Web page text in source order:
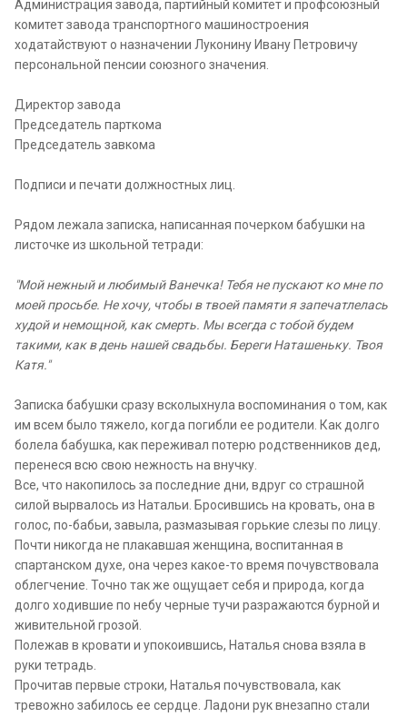
Администрация завода, партийный комитет и профсоюзный
комитет завода транспортного машиностроения
ходатайствуют о назначении Луконину Ивану Петровичу
персональной пенсии союзного значения.
Директор завода
Председатель парткома
Председатель завкома
Подписи и печати должностных лиц.
Рядом лежала записка, написанная почерком бабушки на
листочке из школьной тетради:
"Мой нежный и любимый Ванечка! Тебя не пускают ко мне по
моей просьбе. Не хочу, чтобы в твоей памяти я запечатлелась
худой и немощной, как смерть. Мы всегда с тобой будем
такими, как в день нашей свадьбы. Береги Наташеньку. Твоя
Катя."
Записка бабушки сразу всколыхнула воспоминания о том, как
им всем было тяжело, когда погибли ее родители. Как долго
болела бабушка, как переживал потерю родственников дед,
перенеся всю свою нежность на внучку.
Все, что накопилось за последние дни, вдруг со страшной
силой вырвалось из Натальи. Бросившись на кровать, она в
голос, по-бабьи, завыла, размазывая горькие слезы по лицу.
Почти никогда не плакавшая женщина, воспитанная в
спартанском духе, она через какое-то время почувствовала
облегчение. Точно так же ощущает себя и природа, когда
долго ходившие по небу черные тучи разражаются бурной и
живительной грозой.
Полежав в кровати и упокоившись, Наталья снова взяла в
руки тетрадь.
Прочитав первые строки, Наталья почувствовала, как
тревожно забилось ее сердце. Ладони рук внезапно стали